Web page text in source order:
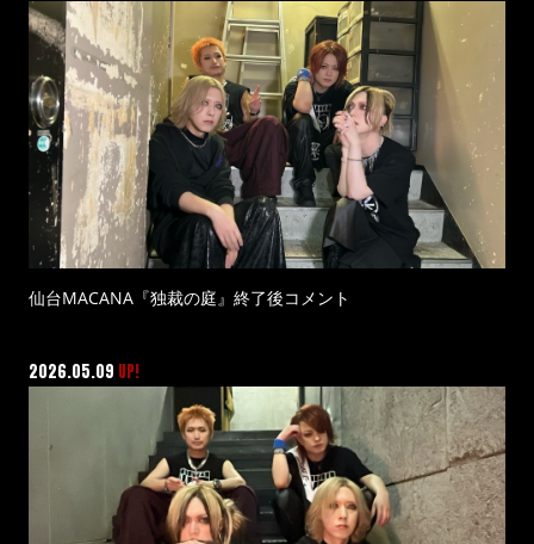
仙台MACANA『独裁の庭』終了後コメント
2026.05.09 UP!